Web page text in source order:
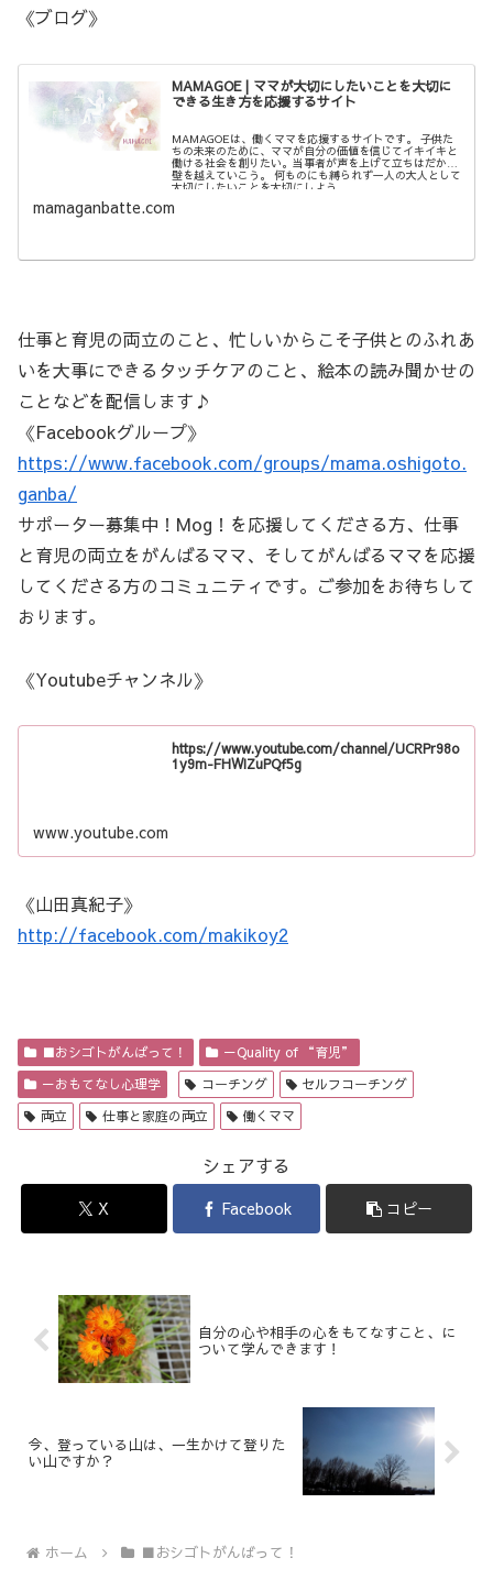
《ブログ》
MAMAGOE | ママが大切にしたいことを大切に
できる生き方を応援するサイト
MAMAGOEは、働くママを応援するサイトです。 子供た
ちの未来のために、ママが自分の価値を信じてイキイキと
働ける社会を創りたい。当事者が声を上げて立ちはだかる
壁を越えていこう。 何ものにも縛られず一人の大人として
大切にしたいことを大切にしよう。
mamaganbatte.com
仕事と育児の両立のこと、忙しいからこそ子供とのふれあ
いを大事にできるタッチケアのこと、絵本の読み聞かせの
ことなどを配信します♪
《Facebookグループ》
https://www.facebook.com/groups/mama.oshigoto.
ganba/
サポーター募集中！Mog！を応援してくださる方、仕事
と育児の両立をがんばるママ、そしてがんばるママを応援
してくださる方のコミュニティです。ご参加をお待ちして
おります。
《Youtubeチャンネル》
https://www.youtube.com/channel/UCRPr98o
1y9m-FHWIZuPQf5g
www.youtube.com
《山田真紀子》
http://facebook.com/makikoy2
■おシゴトがんばって！
－Quality of “育児”
－おもてなし心理学
コーチング
セルフコーチング
両立
仕事と家庭の両立 働くママ
シェアする
X Facebook コピー
自分の心や相手の心をもてなすこと、に
ついて学んできます！
今、登っている山は、一生かけて登りた
い山ですか？
ホーム ■おシゴトがんばって！